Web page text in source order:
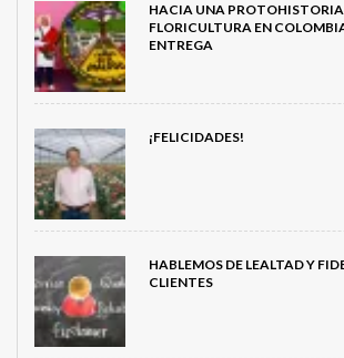
HACIA UNA PROTOHISTORIA
FLORICULTURA EN
ENTREGA
¡FELICIDADES!
HABLEMOS DE LEALTAD Y
CLIENTES